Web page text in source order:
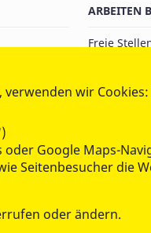
ARBEITEN
Freie
Ehrenamt
wir
Google Maps-
Seitenbesucher die
oder ändern.